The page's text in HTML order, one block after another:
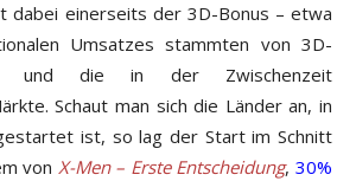
dabei einerseits der 3D-Bonus – etwa
Umsatzes stammten von 3D-
– und die in der Zwischenzeit
Schaut man sich die Länder an, in
ist, so lag der Start im Schnitt
von X-Men – Erste Entscheidung,30%